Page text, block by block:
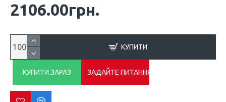
2106.00грн.
КУПИТИ
КУПИТИ ЗАРАЗ ЗАДАЙТЕ ПИТАННЯ